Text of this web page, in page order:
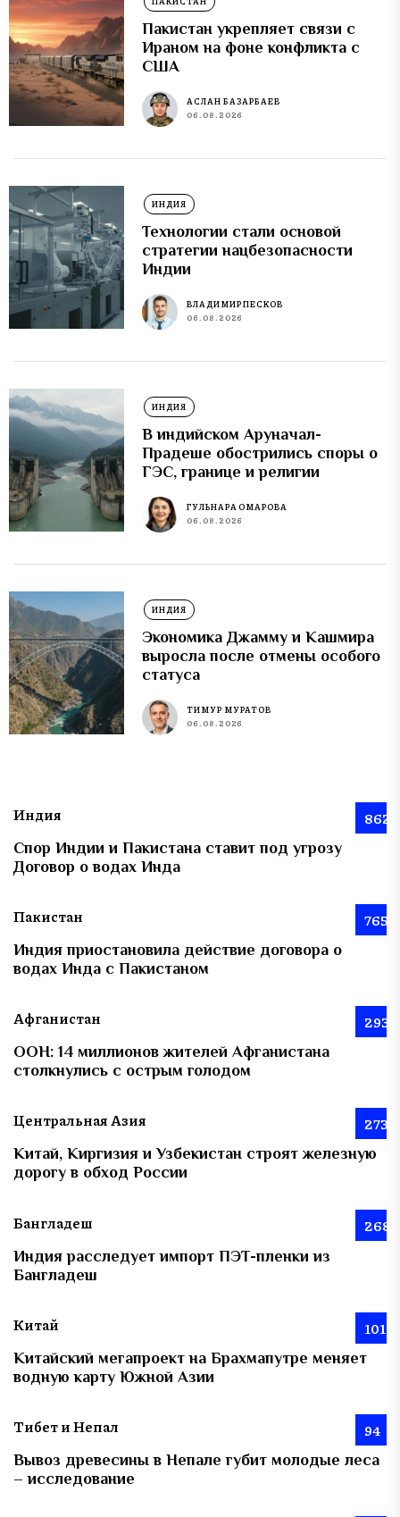
Пакистан укрепляет связи с
Ираном на фоне конфликта с
США
АСЛАН БАЗАРБАЕВ
06.08.2026
ИНДИЯ
Технологии стали основой
стратегии нацбезопасности
Индии
ВЛАДИМИР ПЕСКОВ
06.08.2026
ИНДИЯ
В индийском Аруначал-
Прадеше обострились споры о
ГЭС, границе и религии
ГУЛЬНАРА ОМАРОВА
06.08.2026
ИНДИЯ
Экономика Джамму и Кашмира
выросла после отмены особого
статуса
ТИМУР МУРАТОВ
06.08.2026
Индия 862
Спор Индии и Пакистана ставит под угрозу
Договор о водах Инда
Пакистан 765
Индия приостановила действие договора о
водах Инда с Пакистаном
Афганистан 293
ООН: 14 миллионов жителей Афганистана
столкнулись с острым голодом
Центральная Азия 273
Китай, Киргизия и Узбекистан строят железную
дорогу в обход России
Бангладеш 268
Индия расследует импорт ПЭТ-пленки из
Бангладеш
Китай 101
Китайский мегапроект на Брахмапутре меняет
водную карту Южной Азии
Тибет и Непал 94
Вывоз древесины в Непале губит молодые леса
– исследование